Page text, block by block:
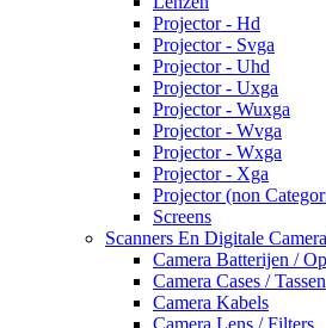
Projector - Hd
Projector - Svga
Projector - Uhd
Projector - Uxga
Projector - Wuxga
Projector - Wvga
Projector - Wxga
Projector - Xga
Projector (non
Screens
Scanners En Digitale
Camera Batterijen /
Camera Cases / Tassen
Camera Kabels
Camera Lens / Filters